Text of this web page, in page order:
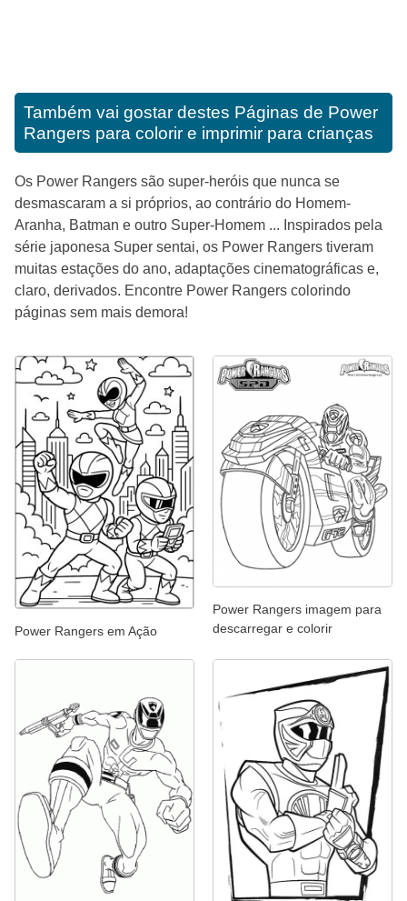
Também vai gostar destes Páginas de Power
Rangers para colorir e imprimir para crianças
Os Power Rangers são super-heróis que nunca se
desmascaram a si próprios, ao contrário do Homem-
Aranha, Batman e outro Super-Homem ... Inspirados pela
série japonesa Super sentai, os Power Rangers tiveram
muitas estações do ano, adaptações cinematográficas e,
claro, derivados. Encontre Power Rangers colorindo
páginas sem mais demora!
Power Rangers em Ação
Power Rangers imagem para
descarregar e colorir